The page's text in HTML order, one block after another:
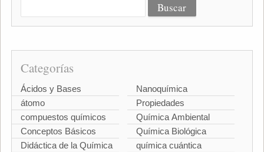
Categorías
Ácidos y Bases
átomo
compuestos químicos
Conceptos Básicos
Didáctica de la Química
Nanoquímica
Propiedades
Química Ambiental
Química Biológica
química cuántica